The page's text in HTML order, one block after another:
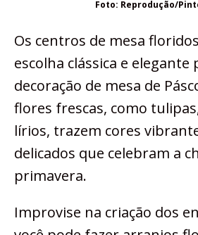
Foto: Reprodução/
Os centros de mesa
escolha clássica e elegante
decoração de mesa de
flores frescas, como
lírios, trazem cores
delicados que celebram a
primavera.
Improvise na criação dos